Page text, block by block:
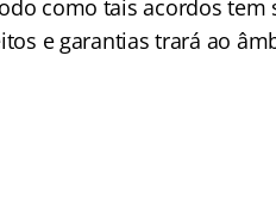
como tais acordos tem
e garantias trará ao